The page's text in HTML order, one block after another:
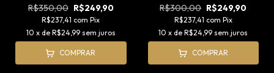
R$350,00 R$249,90
R$237,41 com Pix
10 x de R$24,99 sem juros
COMPRAR
R$300,00 R$249,90
R$237,41 com Pix
10 x deR$24,99 sem juros
COMPRAR